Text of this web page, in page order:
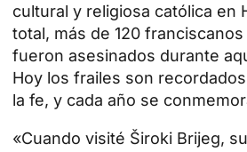
cultural y religiosa católica en
total, más de 120
fueron asesinados durante
Hoy los frailes son
la fe, y cada año se
«Cuando visité Široki Brijeg,